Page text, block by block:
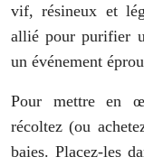
vif, résineux et
allié pour purifier
un événement
Pour mettre en
récoltez (ou
baies. Placez-les